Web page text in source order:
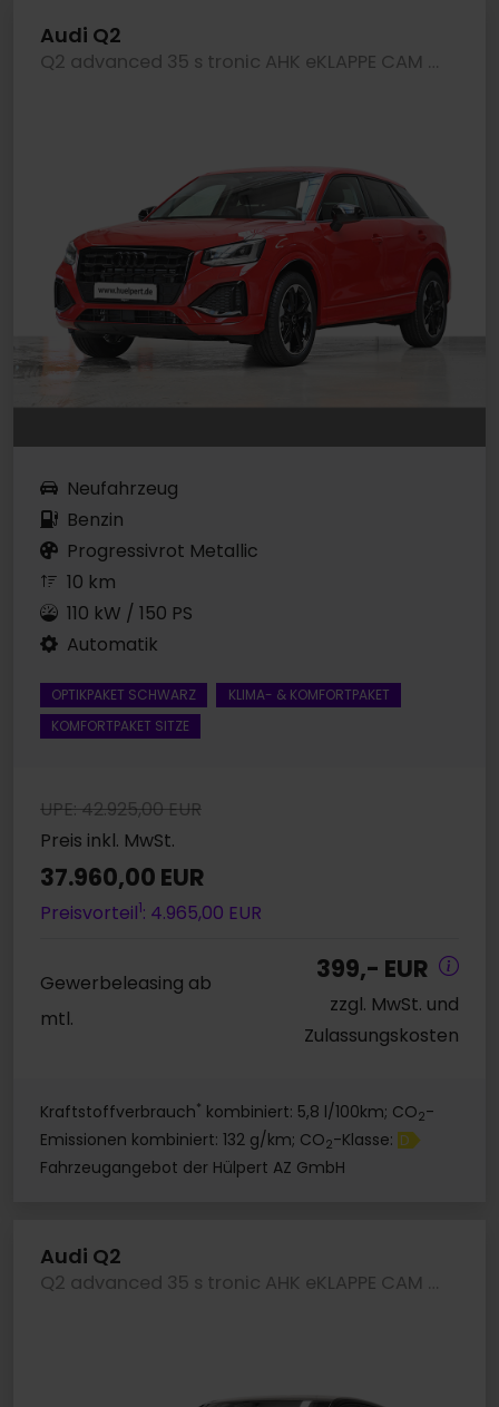
Audi Q2
Q2 advanced 35 s tronic AHK eKLAPPE CAM LM18
Neufahrzeug
Benzin
Progressivrot Metallic
10 km
110 kW / 150 PS
Automatik
OPTIKPAKET SCHWARZ
KLIMA- & KOMFORTPAKET
KOMFORTPAKET SITZE
UPE: 42.925,00 EUR
Preis inkl. MwSt.
37.960,00 EUR
Preisvorteil1: 4.965,00 EUR
Gewerbeleasing ab
mtl.
399,- EUR
zzgl. MwSt. und
Zulassungskosten
Kraftstoffverbrauch* kombiniert: 5,8 l/100km; CO2-
Emissionen kombiniert: 132 g/km; CO2-Klasse: D
Fahrzeugangebot der Hülpert AZ GmbH
Audi Q2
Q2 advanced 35 s tronic AHK eKLAPPE CAM LM18